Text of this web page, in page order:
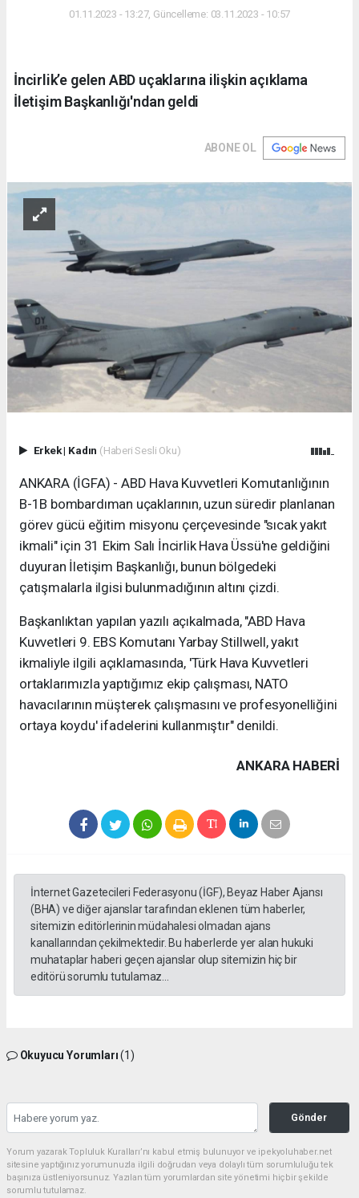
01.11.2023 - 13:27, Güncelleme: 03.11.2023 - 10:57
İncirlik’e gelen ABD uçaklarına ilişkin açıklama
İletişim Başkanlığı'ndan geldi
ABONE OL
Erkek| Kadın (Haberi Sesli Oku)
ANKARA (İGFA) - ABD Hava Kuvvetleri Komutanlığının
B-1B bombardıman uçaklarının, uzun süredir planlanan
görev gücü eğitim misyonu çerçevesinde "sıcak yakıt
ikmali" için 31 Ekim Salı İncirlik Hava Üssü'ne geldiğini
duyuran İletişim Başkanlığı, bunun bölgedeki
çatışmalarla ilgisi bulunmadığının altını çizdi.
Başkanlıktan yapılan yazılı açıkalmada, "ABD Hava
Kuvvetleri 9. EBS Komutanı Yarbay Stillwell, yakıt
ikmaliyle ilgili açıklamasında, 'Türk Hava Kuvvetleri
ortaklarımızla yaptığımız ekip çalışması, NATO
havacılarının müşterek çalışmasını ve profesyonelliğini
ortaya koydu' ifadelerini kullanmıştır" denildi.
ANKARA HABERİ
İnternet Gazetecileri Federasyonu (İGF), Beyaz Haber Ajansı
(BHA) ve diğer ajanslar tarafından eklenen tüm haberler,
sitemizin editörlerinin müdahalesi olmadan ajans
kanallarından çekilmektedir. Bu haberlerde yer alan hukuki
muhataplar haberi geçen ajanslar olup sitemizin hiç bir
editörü sorumlu tutulamaz...
Okuyucu Yorumları(1)
Gönder
Yorum yazarak Topluluk Kuralları’nı kabul etmiş bulunuyor ve ipekyoluhaber.net
sitesine yaptığınız yorumunuzla ilgili doğrudan veya dolaylı tüm sorumluluğu tek
başınıza üstleniyorsunuz. Yazılan tüm yorumlardan site yönetimi hiçbir şekilde
sorumlu tutulamaz.